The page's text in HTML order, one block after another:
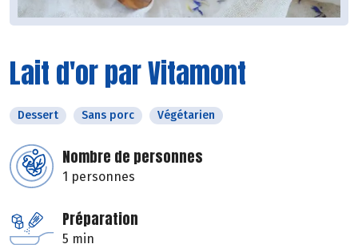
Lait d'or par Vitamont
Dessert Sans porc Végétarien
Nombre de personnes
1 personnes
Préparation
5 min